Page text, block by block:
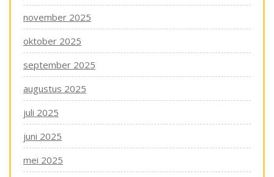
november 2025
oktober 2025
september 2025
augustus 2025
juli 2025
juni 2025
mei 2025